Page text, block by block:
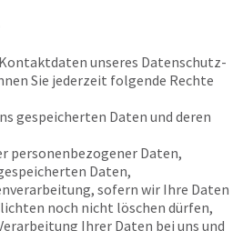
unseres Datenschutz-
Sie jederzeit folgende Rechte
gespeicherten Daten und deren
personenbezogener Daten,
Daten,
sofern wir Ihre Daten
noch nicht löschen dürfen,
Ihrer Daten bei uns und